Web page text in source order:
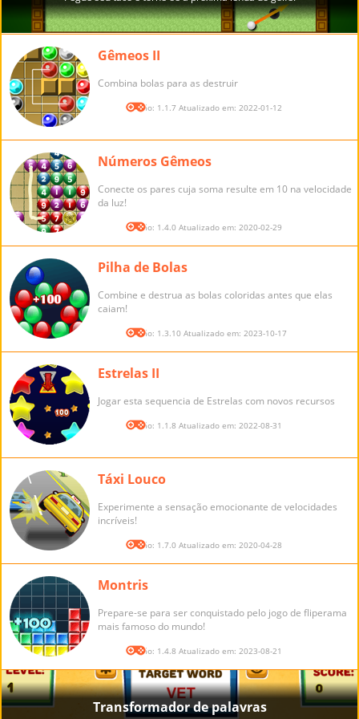
Gêmeos II
Combina bolas para as destruir
Versão: 1.1.7 Atualizado em: 2022-01-12
Números Gêmeos
Conecte os pares cuja soma resulte em 10 na velocidade
da luz!
Versão: 1.4.0 Atualizado em: 2020-02-29
Pilha de Bolas
Combine e destrua as bolas coloridas antes que elas
caiam!
Versão: 1.3.10 Atualizado em: 2023-10-17
Estrelas II
Jogar esta sequencia de Estrelas com novos recursos
Versão: 1.1.8 Atualizado em: 2022-08-31
Táxi Louco
Experimente a sensação emocionante de velocidades
incríveis!
Versão: 1.7.0 Atualizado em: 2020-04-28
Montris
Prepare-se para ser conquistado pelo jogo de fliperama
mais famoso do mundo!
Versão: 1.4.8 Atualizado em: 2023-08-21